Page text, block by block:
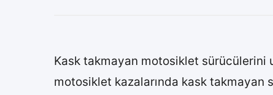
Kask takmayan motosiklet sürücülerini
motosiklet kazalarında kask takmayan